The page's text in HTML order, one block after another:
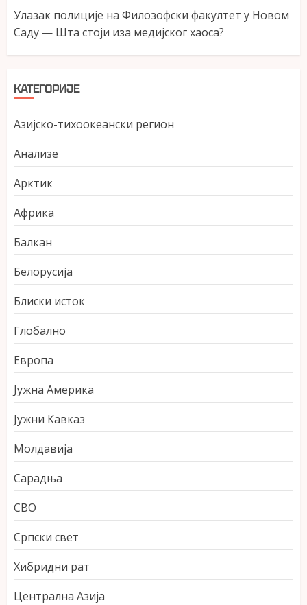
Улазак полиције на Филозофски факултет у Новом
Саду — Шта стоји иза медијског хаоса?
КАТЕГОРИЈЕ
Азијско-тихоокеански регион
Анализе
Арктик
Африка
Балкан
Белорусија
Блиски исток
Глобално
Европа
Јужна Америка
Јужни Кавказ
Молдавија
Сарадња
СВО
Српски свет
Хибридни рат
Централна Азија